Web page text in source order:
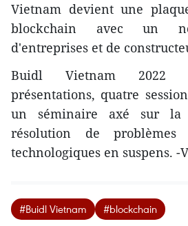
Vietnam devient une
blockchain avec un
d'entreprises et de
Buidl Vietnam 2022
présentations, quatre
un séminaire axé sur la
résolution de
technologiques en suspens. -
#Buidl Vietnam #blockchain